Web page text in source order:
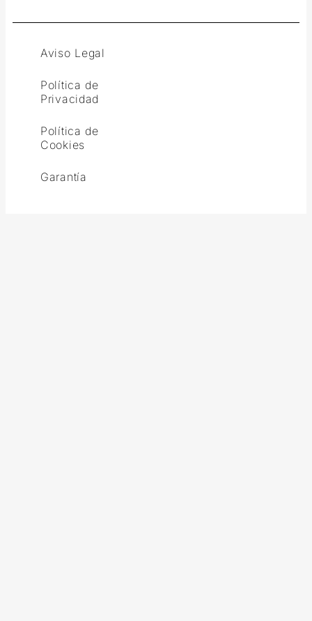
Aviso Legal
Política de
Privacidad
Política de
Cookies
Garantía